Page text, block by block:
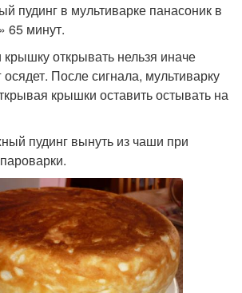
пудинг в мультиварке панасоник в
65 минут.
открывать нельзя иначе
После сигнала, мультиварку
крышки оставить остывать на
пудинг вынуть из чаши при